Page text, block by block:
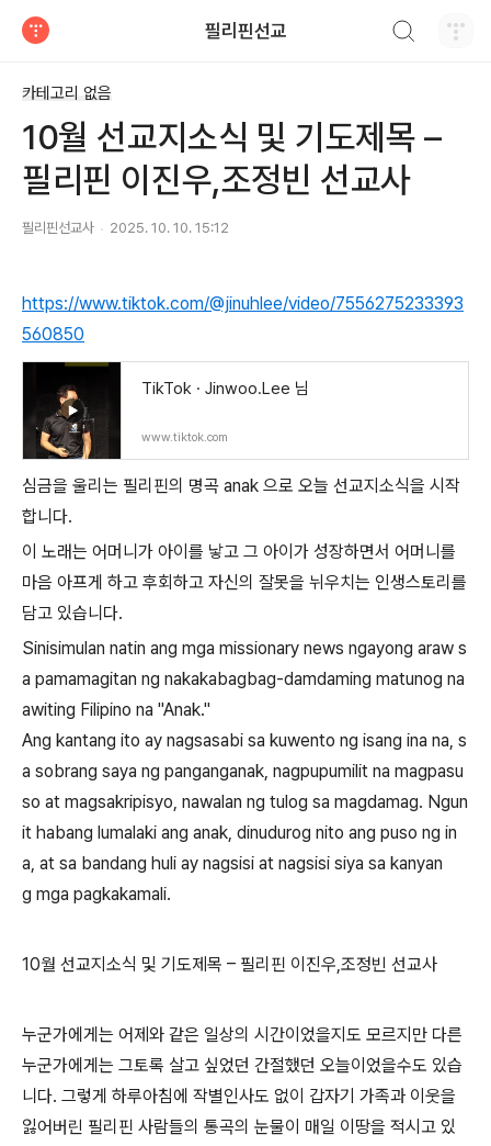
필리핀선교
카테고리 없음
10월 선교지소식 및 기도제목 –
필리핀 이진우,조정빈 선교사
필리핀선교사 2025. 10. 10. 15:12
https://www.tiktok.com/@jinuhlee/video/7556275233393
560850
TikTok · Jinwoo.Lee 님
www.tiktok.com
심금을 울리는 필리핀의 명곡 anak 으로 오늘 선교지소식을 시작
합니다.
이 노래는 어머니가 아이를 낳고 그 아이가 성장하면서 어머니를
마음 아프게 하고 후회하고 자신의 잘못을 뉘우치는 인생스토리를
담고 있습니다.
Sinisimulan natin ang mga missionary news ngayong araw s
a pamamagitan ng nakakabagbag-damdaming matunog na
awiting Filipino na "Anak."
Ang kantang ito ay nagsasabi sa kuwento ng isang ina na, s
a sobrang saya ng panganganak, nagpupumilit na magpasu
so at magsakripisyo, nawalan ng tulog sa magdamag. Ngun
it habang lumalaki ang anak, dinudurog nito ang puso ng in
a, at sa bandang huli ay nagsisi at nagsisi siya sa kanyan
g mga pagkakamali.
10월 선교지소식 및 기도제목 – 필리핀 이진우,조정빈 선교사
누군가에게는 어제와 같은 일상의 시간이었을지도 모르지만 다른
누군가에게는 그토록 살고 싶었던 간절했던 오늘이었을수도 있습
니다. 그렇게 하루아침에 작별인사도 없이 갑자기 가족과 이웃을
잃어버린 필리핀 사람들의 통곡의 눈물이 매일 이땅을 적시고 있